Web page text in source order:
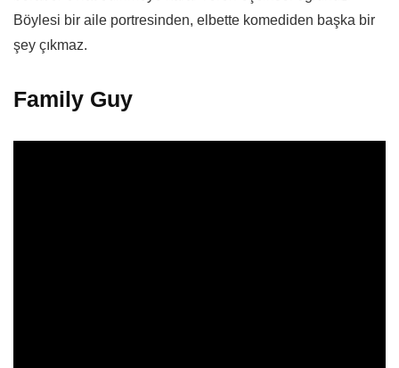
Böylesi bir aile portresinden, elbette komediden başka bir
şey çıkmaz.
Family Guy